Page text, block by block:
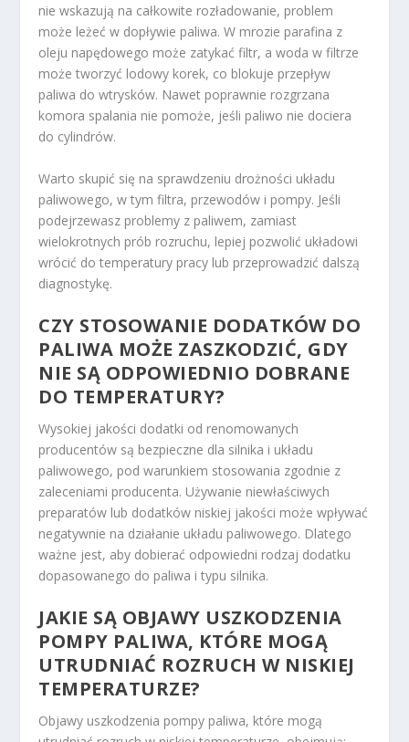
nie wskazują na całkowite rozładowanie, problem
może leżeć w dopływie paliwa. W mrozie parafina z
oleju napędowego może zatykać filtr, a woda w filtrze
może tworzyć lodowy korek, co blokuje przepływ
paliwa do wtrysków. Nawet poprawnie rozgrzana
komora spalania nie pomoże, jeśli paliwo nie dociera
do cylindrów.
Warto skupić się na sprawdzeniu drożności układu
paliwowego, w tym filtra, przewodów i pompy. Jeśli
podejrzewasz problemy z paliwem, zamiast
wielokrotnych prób rozruchu, lepiej pozwolić układowi
wrócić do temperatury pracy lub przeprowadzić dalszą
diagnostykę.
CZY STOSOWANIE DODATKÓW DO
PALIWA MOŻE ZASZKODZIĆ, GDY
NIE SĄ ODPOWIEDNIO DOBRANE
DO TEMPERATURY?
Wysokiej jakości dodatki od renomowanych
producentów są bezpieczne dla silnika i układu
paliwowego, pod warunkiem stosowania zgodnie z
zaleceniami producenta. Używanie niewłaściwych
preparatów lub dodatków niskiej jakości może wpływać
negatywnie na działanie układu paliwowego. Dlatego
ważne jest, aby dobierać odpowiedni rodzaj dodatku
dopasowanego do paliwa i typu silnika.
JAKIE SĄ OBJAWY USZKODZENIA
POMPY PALIWA, KTÓRE MOGĄ
UTRUDNIAĆ ROZRUCH W NISKIEJ
TEMPERATURZE?
Objawy uszkodzenia pompy paliwa, które mogą